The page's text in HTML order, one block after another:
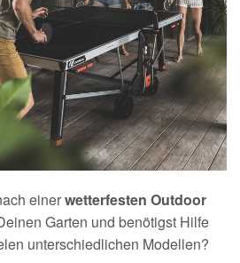
einerwetterfesten Outdoor
Garten und benötigst Hilfe
unterschiedlichen Modellen?